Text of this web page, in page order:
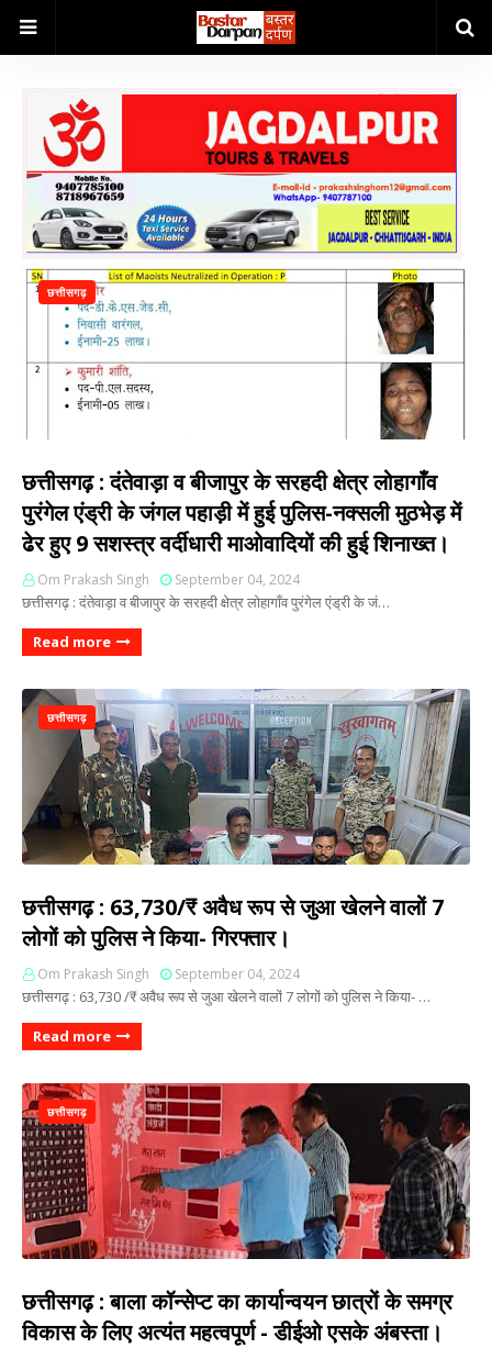
छत्तीसगढ़
छत्तीसगढ़ : दंतेवाड़ा व बीजापुर के सरहदी क्षेत्र लोहागाँव
पुरंगेल एंड्री के जंगल पहाड़ी में हुई पुलिस-नक्सली मुठभेड़ में
ढेर हुए 9 सशस्त्र वर्दीधारी माओवादियों की हुई शिनाख्त।
Om Prakash Singh September 04, 2024
छत्तीसगढ़ : दंतेवाड़ा व बीजापुर के सरहदी क्षेत्र लोहागाँव पुरंगेल एंड्री के जं…
Read more
छत्तीसगढ़
छत्तीसगढ़ : 63,730/₹ अवैध रूप से जुआ खेलने वालों 7
लोगों को पुलिस ने किया- गिरफ्तार।
Om Prakash Singh September 04, 2024
छत्तीसगढ़ : 63,730 /₹ अवैध रूप से जुआ खेलने वालों 7 लोगों को पुलिस ने किया- …
Read more
छत्तीसगढ़
छत्तीसगढ़ : बाला कॉन्सेप्ट का कार्यान्वयन छात्रों के समग्र
विकास के लिए अत्यंत महत्वपूर्ण - डीईओ एसके अंबस्ता।